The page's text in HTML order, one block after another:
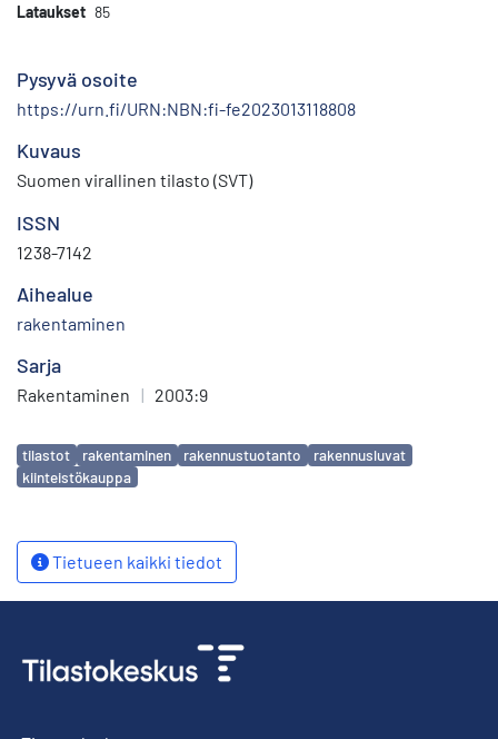
Lataukset 85
Pysyvä osoite
https://urn.fi/URN:NBN:fi-fe2023013118808
Kuvaus
Suomen virallinen tilasto (SVT)
ISSN
1238-7142
Aihealue
rakentaminen
Sarja
Rakentaminen | 2003:9
Avainsanat
tilastot rakentaminen rakennustuotanto
rakennusluvat
kiinteistökauppa
Tietueen kaikki tiedot